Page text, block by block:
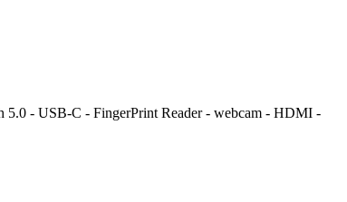
- USB-C - FingerPrint Reader - webcam - HDMI -